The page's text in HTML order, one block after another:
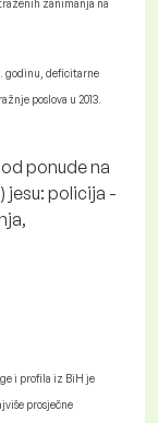
zanimanja na
godinu, deficitarne
poslova u 2013.
ponude na
jesu: policija -
i profila iz BiH je
prosječne